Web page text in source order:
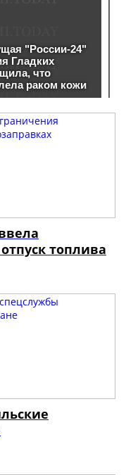
топлива